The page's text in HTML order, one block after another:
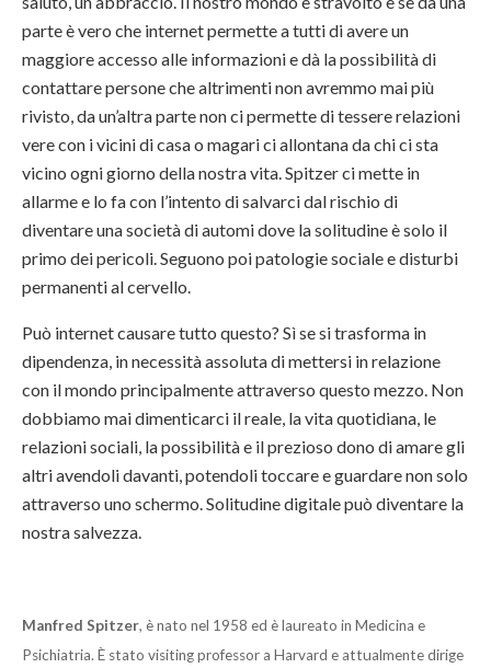
parte è vero che internet permette a tutti di avere un
maggiore accesso alle informazioni e dà la possibilità di
contattare persone che altrimenti non avremmo mai più
rivisto, da un’altra parte non ci permette di tessere relazioni
vere con i vicini di casa o magari ci allontana da chi ci sta
vicino ogni giorno della nostra vita. Spitzer ci mette in
allarme e lo fa con l’intento di salvarci dal rischio di
diventare una società di automi dove la solitudine è solo il
primo dei pericoli. Seguono poi patologie sociale e disturbi
permanenti al cervello.
Può internet causare tutto questo? Sì se si trasforma in
dipendenza, in necessità assoluta di mettersi in relazione
con il mondo principalmente attraverso questo mezzo. Non
dobbiamo mai dimenticarci il reale, la vita quotidiana, le
relazioni sociali, la possibilità e il prezioso dono di amare gli
altri avendoli davanti, potendoli toccare e guardare non solo
attraverso uno schermo. Solitudine digitale può diventare la
nostra salvezza.
Manfred Spitzer, è nato nel 1958 ed è laureato in Medicina e
Psichiatria. È stato visiting professor a Harvard e attualmente dirige